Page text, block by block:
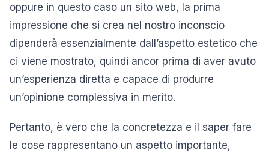
oppure in questo caso un sito web, la prima
impressione che si crea nel nostro inconscio
dipenderà essenzialmente dall’aspetto estetico che
ci viene mostrato, quindi ancor prima di aver avuto
un’esperienza diretta e capace di produrre
un’opinione complessiva in merito.
Pertanto, è vero che la concretezza e il saper fare
le cose rappresentano un aspetto importante,